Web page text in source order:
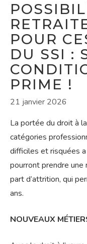
POUR
DU SSI :
PRIME !
21 janvier 2026
La portée du droit à
catégories
difficiles et risquées
pourront prendre une
part d’attrition, qui
ans.
NOUVEAUX